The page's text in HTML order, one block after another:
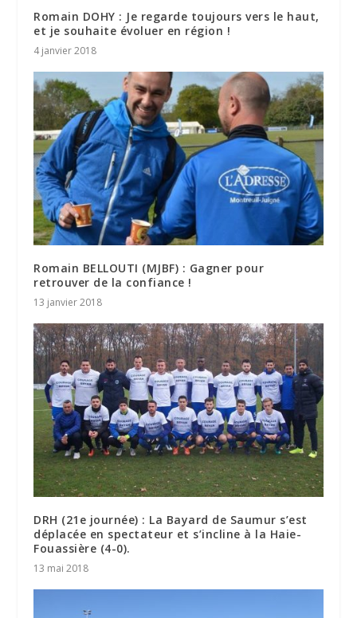
Romain DOHY : Je regarde toujours vers le haut,
et je souhaite évoluer en région !
4 janvier 2018
Romain BELLOUTI (MJBF) : Gagner pour
retrouver de la confiance !
13 janvier 2018
DRH (21e journée) : La Bayard de Saumur s’est
déplacée en spectateur et s’incline à la Haie-
Fouassière (4-0).
13 mai 2018